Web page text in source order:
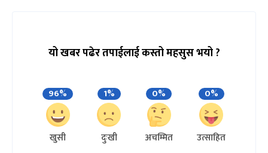
यो खबर पढेर तपाईलाई कस्तो महसुस भयो ?
96%
खुसी
1%
दुःखी
0%
अचम्मित
0%
उत्साहित